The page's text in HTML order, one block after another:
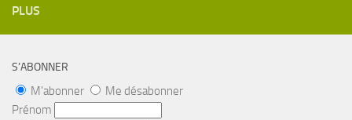
PLUS
S’ABONNER
M'abonner
Me désabonner
Prénom